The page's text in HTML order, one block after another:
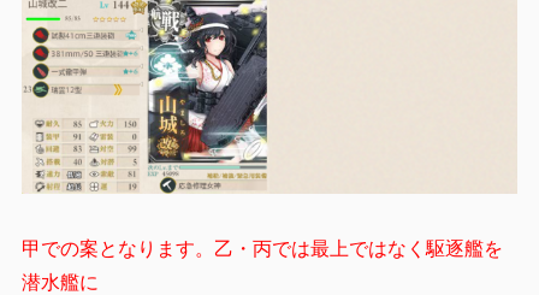
甲での案となります。乙・丙では最上ではなく駆逐艦を
潜水艦に